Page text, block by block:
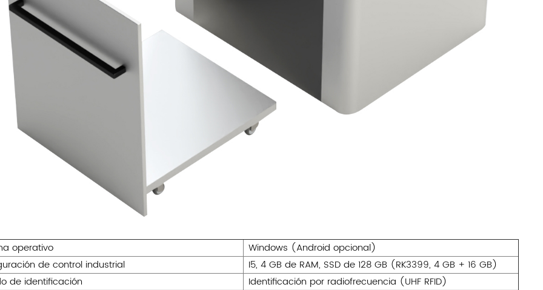
operativo
Windows (Android opcional)
de control industrial
I5, 4 GB de RAM, SSD de 128 GB (RK3399, 4 GB + 16 GB)
de identificación
Identificación por radiofrecuencia (UHF RFID)